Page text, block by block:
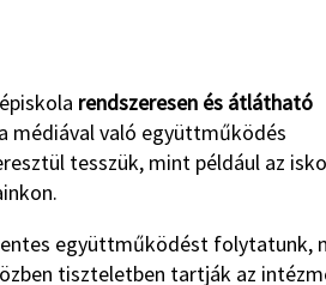
rendszeresen és átlátható
médiával való együttműködés
tesszük, mint például az
együttműködést folytatunk,
tiszteletben tartják az